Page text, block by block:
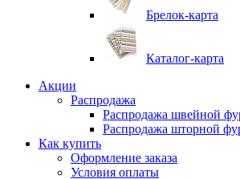
Брелок-карта
Каталог-карта
Акции
Распродажа
Распродажа швейной
Распродажа шторной
Как купить
Оформление заказа
Условия оплаты